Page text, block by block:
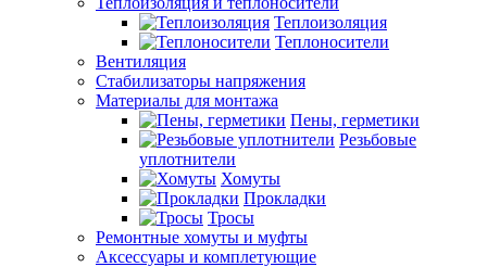
Теплоизоляция
Теплоносители
Вентиляция
Стабилизаторы напряжения
Материалы для монтажа
Пены, герметики
Резьбовые
уплотнители
Хомуты
Прокладки
Тросы
Ремонтные хомуты и муфты
Аксессуары и комплетующие